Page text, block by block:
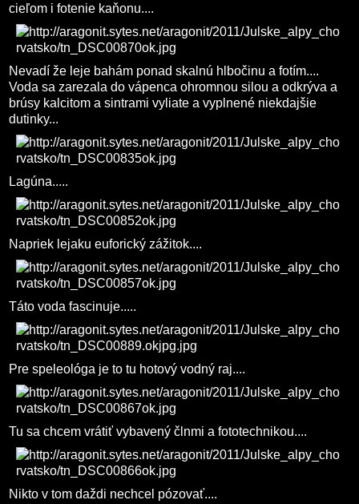
cieľom i fotenie kaňonu....
Nevadí že leje bahám ponad skalnú hlbočinu a fotím....
Voda sa zarezala do vápenca ohromnou silou a odkrýva a
brúsy kalcitom a sintrami vyliate a vyplnené niekdajšie
dutinky...
Lagúna.....
Napriek lejaku euforický zážitok....
Táto voda fascinuje.....
Pre speleológa je to tu hotový vodný raj....
Tu sa chcem vrátiť vybavený člnmi a fototechnikou....
Nikto v tom daždi nechcel pózovať....